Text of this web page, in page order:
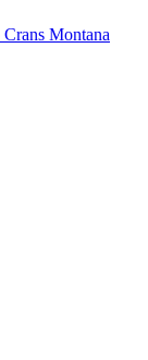
Montana